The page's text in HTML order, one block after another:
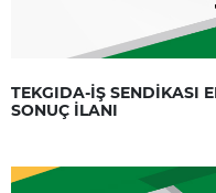
TEKGIDA-İŞ SENDİKASI
SONUÇ İLANI